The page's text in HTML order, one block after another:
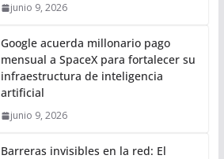
junio 9, 2026
Google acuerda millonario pago
mensual a SpaceX para fortalecer su
infraestructura de inteligencia
artificial
junio 9, 2026
Barreras invisibles en la red: El